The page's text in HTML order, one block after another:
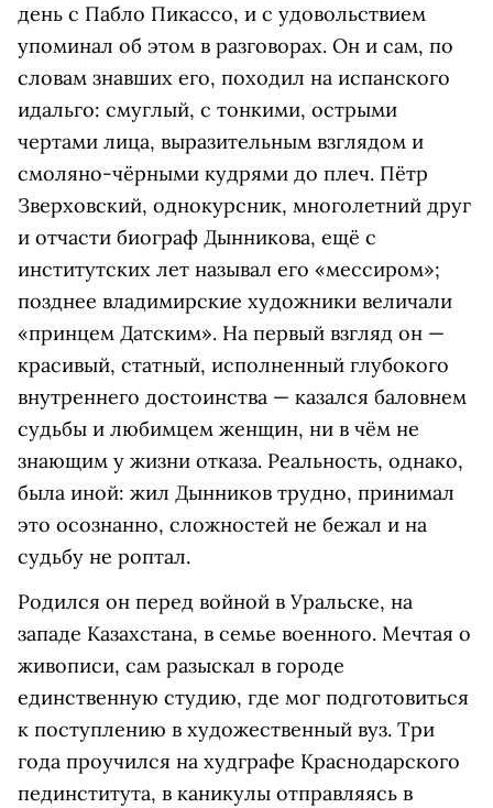
день с Пабло Пикассо, и с удовольствием
упоминал об этом в разговорах. Он и сам, по
словам знавших его, походил на испанского
идальго: смуглый, с тонкими, острыми
чертами лица, выразительным взглядом и
смоляно-чёрными кудрями до плеч. Пётр
Зверховский, однокурсник, многолетний друг
и отчасти биограф Дынникова, ещё с
институтских лет называл его «мессиром»;
позднее владимирские художники величали
«принцем Датским». На первый взгляд он —
красивый, статный, исполненный глубокого
внутреннего достоинства — казался баловнем
судьбы и любимцем женщин, ни в чём не
знающим у жизни отказа. Реальность, однако,
была иной: жил Дынников трудно, принимал
это осознанно, сложностей не бежал и на
судьбу не роптал.
Родился он перед войной в Уральске, на
западе Казахстана, в семье военного. Мечтая о
живописи, сам разыскал в городе
единственную студию, где мог подготовиться
к поступлению в художественный вуз. Три
года проучился на худграфе Краснодарского
пединститута, в каникулы отправляясь в